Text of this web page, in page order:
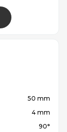
50 mm
4 mm
90°